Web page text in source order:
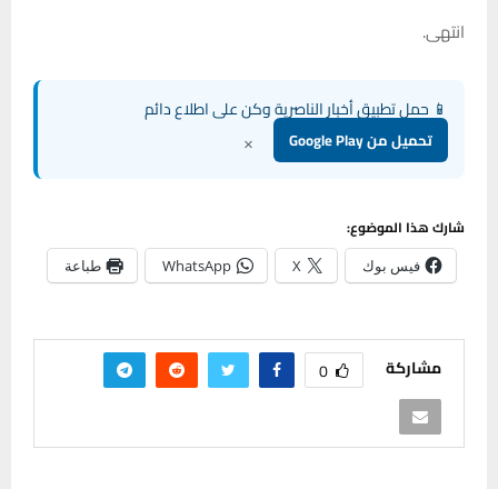
انتهى.
📱 حمل تطبيق أخبار الناصرية وكن على اطلاع دائم
تحميل من Google Play ×
شارك هذا الموضوع:
فيس بوك X
WhatsApp طباعة
مشاركة 0